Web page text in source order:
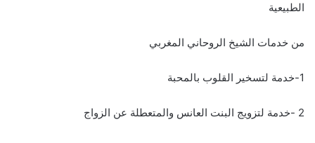
الطبيعية
من خدمات الشيخ الروحاني المغربي
1-خدمة لتسخير القلوب بالمحبة
2 -خدمة لتزويج البنت العانس والمتعطلة عن الزواج